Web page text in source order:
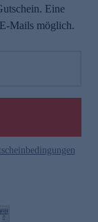
Eine
Mails möglich.